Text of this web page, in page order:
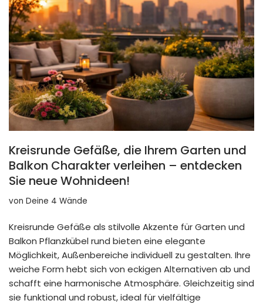
Kreisrunde Gefäße, die Ihrem Garten und
Balkon Charakter verleihen – entdecken
Sie neue Wohnideen!
von Deine 4 Wände
Kreisrunde Gefäße als stilvolle Akzente für Garten und
Balkon Pflanzkübel rund bieten eine elegante
Möglichkeit, Außenbereiche individuell zu gestalten. Ihre
weiche Form hebt sich von eckigen Alternativen ab und
schafft eine harmonische Atmosphäre. Gleichzeitig sind
sie funktional und robust, ideal für vielfältige